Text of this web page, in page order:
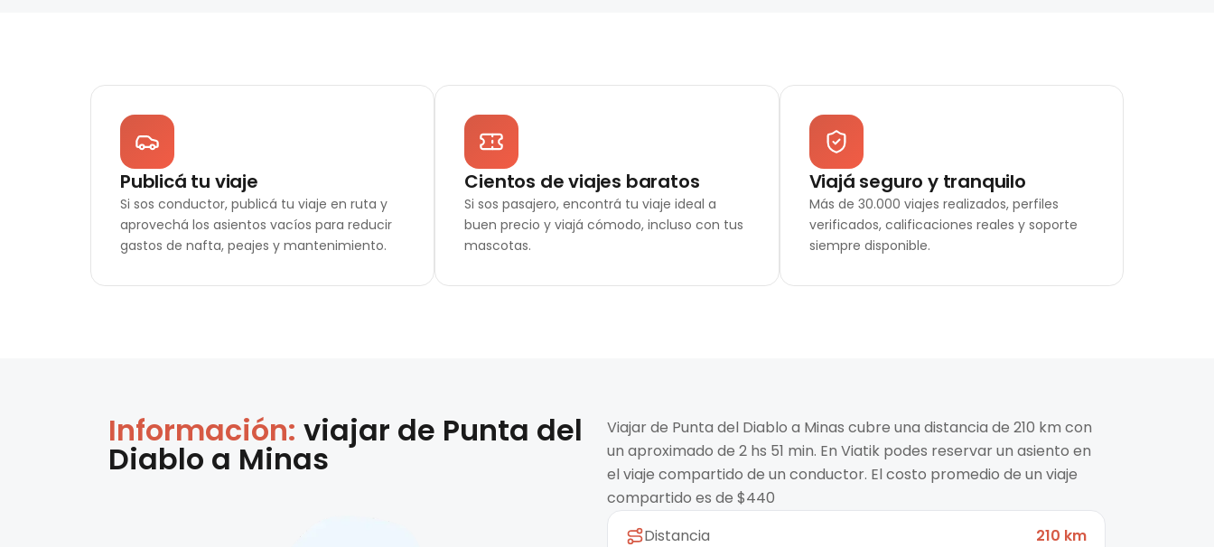
Publicá tu viaje
Si sos conductor, publicá tu viaje en ruta y
aprovechá los asientos vacíos para reducir
gastos de nafta, peajes y mantenimiento.
Cientos de viajes baratos
Si sos pasajero, encontrá tu viaje ideal a
buen precio y viajá cómodo, incluso con tus
mascotas.
Viajá seguro y tranquilo
Más de 30.000 viajes realizados, perfiles
verificados, calificaciones reales y soporte
siempre disponible.
Información: viajar de Punta del
Diablo a Minas
Viajar de Punta del Diablo a Minas cubre una distancia de 210 km con
un aproximado de 2 hs 51 min. En Viatik podes reservar un asiento en
el viaje compartido de un conductor. El costo promedio de un viaje
compartido es de $440
Distancia
210 km